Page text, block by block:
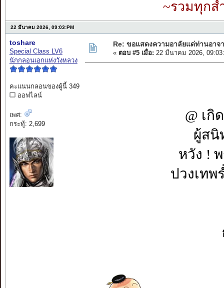
~รวมทุกส
22 มีนาคม 2026, 09:03:PM
toshare
Special Class LV6
นักกลอนเอกแห่งวังหลวง
คะแนนกลอนของผู้นี้ 349
ออฟไลน์
เพศ:
กระทู้: 2,699
Re: ขอแสดงความอาลัยแด่ท่านอาจ
« ตอบ #5 เมื่อ: 22 มีนาคม 2026,
@ เกิ
ผู้สนิ
หวัง !
ปวงเทพ